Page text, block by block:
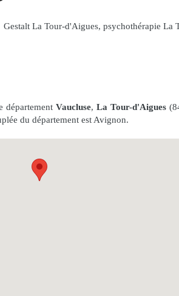
Gestalt La Tour-d'Aigues, psychothérapie La
département Vaucluse, La Tour-d'Aigues
du département est Avignon.